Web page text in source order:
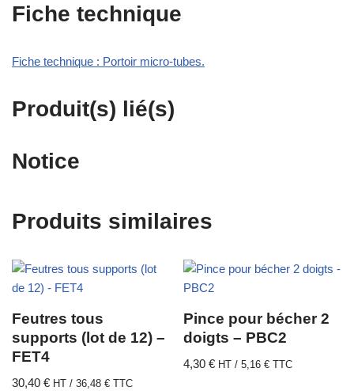
Fiche technique
Fiche technique : Portoir micro-tubes.
Produit(s) lié(s)
Notice
Produits similaires
Feutres tous
supports (lot de 12) –
FET4
30,40 € HT / 36,48 € TTC
Pince pour bécher 2
doigts – PBC2
4,30€ HT /5,16€ TTC